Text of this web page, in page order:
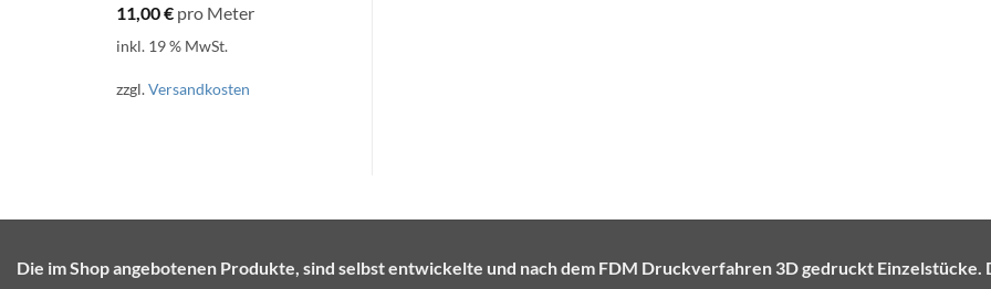
11,00€ pro Meter
inkl. 19 % MwSt.
zzgl.Versandkosten
Die im Shop angebotenen Produkte, sind selbst entwickelte und nach dem FDM Druckverfahren 3D gedruckt